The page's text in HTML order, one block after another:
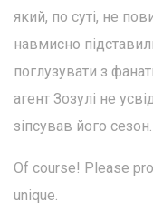
який, по суті, не
навмисно
поглузувати з
агент Зозулі не
зіпсував його сезон.
Of course! Please
unique.